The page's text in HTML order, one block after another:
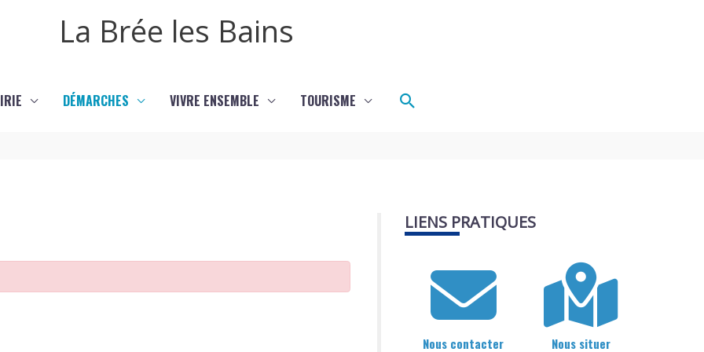
La Brée les Bains
DÉMARCHES VIVRE ENSEMBLE TOURISME Rechercher
LIENS PRATIQUES
Nous contacter Nous situer